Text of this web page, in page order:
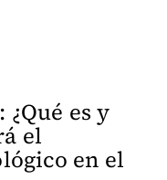
es y
el
en el